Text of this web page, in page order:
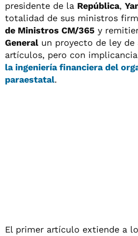
presidente de la República,
totalidad de sus ministros
de Ministros CM/365 y
General un proyecto de ley de
artículos, pero con
la ingeniería financiera del
paraestatal.
El primer artículo extiende a